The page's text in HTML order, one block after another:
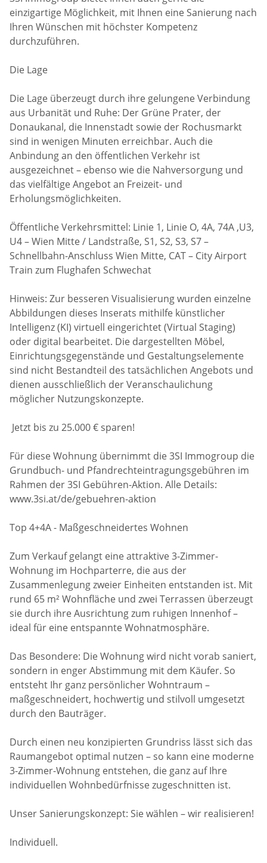
einzigartige Möglichkeit, mit Ihnen eine Sanierung nach
Ihren Wünschen mit höchster Kompetenz
durchzuführen.
Die Lage
Die Lage überzeugt durch ihre gelungene Verbindung
aus Urbanität und Ruhe: Der Grüne Prater, der
Donaukanal, die Innenstadt sowie der Rochusmarkt
sind in wenigen Minuten erreichbar. Auch die
Anbindung an den öffentlichen Verkehr ist
ausgezeichnet – ebenso wie die Nahversorgung und
das vielfältige Angebot an Freizeit- und
Erholungsmöglichkeiten.
Öffentliche Verkehrsmittel: Linie 1, Linie O, 4A, 74A ,U3,
U4 – Wien Mitte / Landstraße, S1, S2, S3, S7 –
Schnellbahn-Anschluss Wien Mitte, CAT – City Airport
Train zum Flughafen Schwechat
Hinweis: Zur besseren Visualisierung wurden einzelne
Abbildungen dieses Inserats mithilfe künstlicher
Intelligenz (KI) virtuell eingerichtet (Virtual Staging)
oder digital bearbeitet. Die dargestellten Möbel,
Einrichtungsgegenstände und Gestaltungselemente
sind nicht Bestandteil des tatsächlichen Angebots und
dienen ausschließlich der Veranschaulichung
möglicher Nutzungskonzepte.
Jetzt bis zu 25.000 € sparen!
Für diese Wohnung übernimmt die 3SI Immogroup die
Grundbuch- und Pfandrechteintragungsgebühren im
Rahmen der 3SI Gebühren-Aktion. Alle Details:
www.3si.at/de/gebuehren-aktion
Top 4+4A - Maßgeschneidertes Wohnen
Zum Verkauf gelangt eine attraktive 3-Zimmer-
Wohnung im Hochparterre, die aus der
Zusammenlegung zweier Einheiten entstanden ist. Mit
rund 65 m² Wohnfläche und zwei Terrassen überzeugt
sie durch ihre Ausrichtung zum ruhigen Innenhof –
ideal für eine entspannte Wohnatmosphäre.
Das Besondere: Die Wohnung wird nicht vorab saniert,
sondern in enger Abstimmung mit dem Käufer. So
entsteht Ihr ganz persönlicher Wohntraum –
maßgeschneidert, hochwertig und stilvoll umgesetzt
durch den Bauträger.
Durch einen neu konzipierten Grundriss lässt sich das
Raumangebot optimal nutzen – so kann eine moderne
3-Zimmer-Wohnung entstehen, die ganz auf Ihre
individuellen Wohnbedürfnisse zugeschnitten ist.
Unser Sanierungskonzept: Sie wählen – wir realisieren!
Individuell.